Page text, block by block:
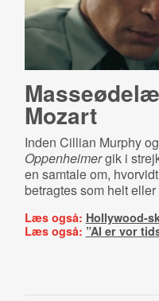
Mozart
Inden Cillian Murphy
Oppenheimergik i
en samtale om,
betragtes som helt eller
Læs også: Hollywood-
Læs også: ”AI er vor